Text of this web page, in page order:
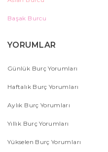
Başak Burcu
YORUMLAR
Günlük Burç Yorumları
Haftalık Burç Yorumları
Aylık Burç Yorumları
Yıllık Burç Yorumları
Yükselen Burç Yorumları